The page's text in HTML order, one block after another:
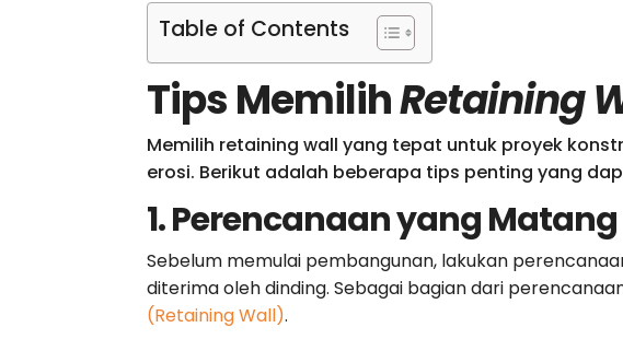
Table of Contents
Tips MemilihRetaining
Memilih retaining wall yang tepat untuk proyek
erosi. Berikut adalah beberapa tips penting yang
1. Perencanaan yang Matang
Sebelum memulai pembangunan, lakukan
diterima oleh dinding. Sebagai bagian dari
(Retaining Wall).